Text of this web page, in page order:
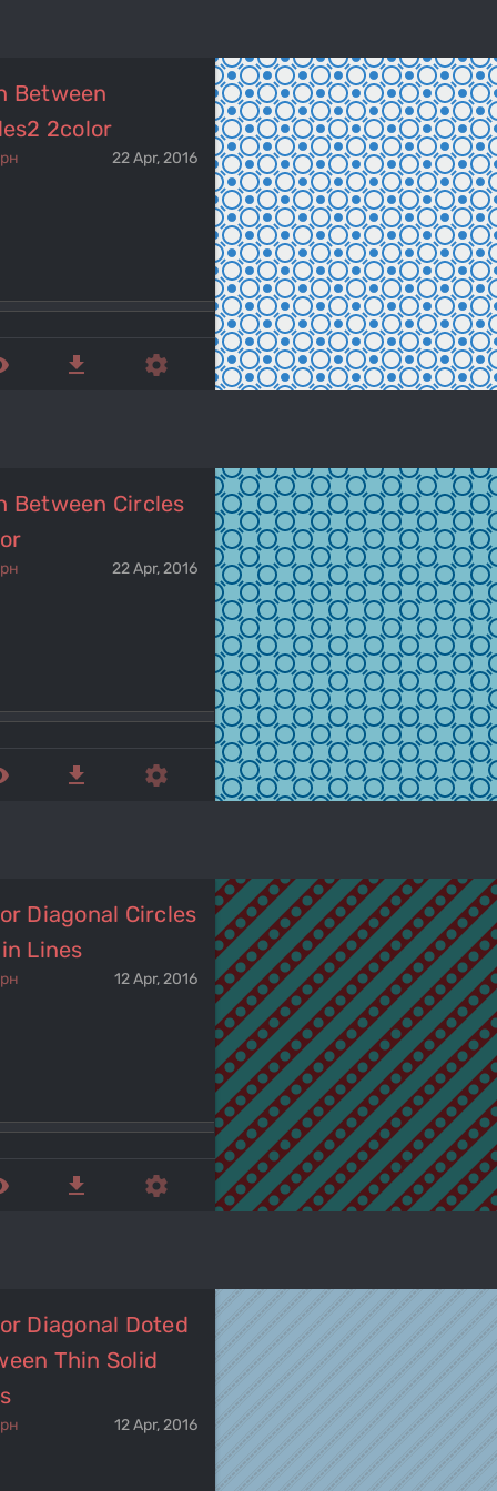
Between
2color
22 Apr, 2016
get_app settings
Between Circles
22 Apr, 2016
get_app settings
Diagonal Circles
Lines
12 Apr, 2016
get_app settings
Diagonal Doted
Thin Solid
12 Apr, 2016